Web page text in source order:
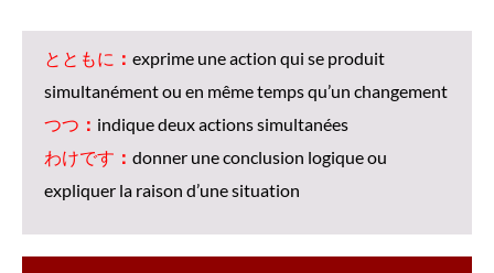
とともに ： exprime une action qui se produit
simultanément ou en même temps qu’un changement
つつ ： indique deux actions simultanées
わけです ： donner une conclusion logique ou
expliquer la raison d’une situation